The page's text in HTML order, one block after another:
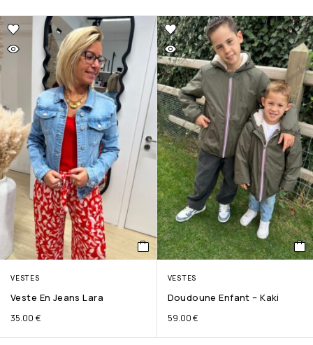
VESTES
Veste En Jeans Lara
35.00 €
VESTES
Doudoune Enfant – Kaki
59.00€